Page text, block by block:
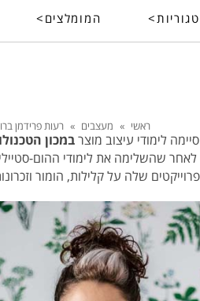
המומלצים>
ראשי » מעצבים » רעות פרידמן
סיימה לימודי עיצוב מוצרבמכון
שהשלימה את לימודי ההום-
שלה על קלילות, הומור